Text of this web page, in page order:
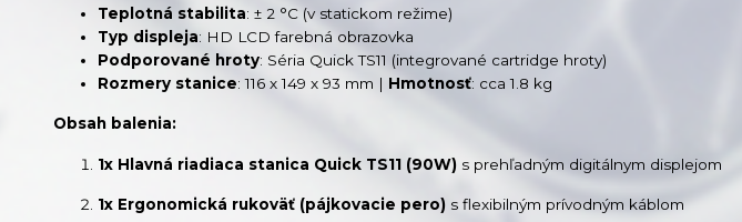
Teplotná stabilita: ± 2 °C (v statickom režime)
Typ displeja: HD LCD farebná obrazovka
Podporované hroty: Séria Quick TS11 (integrované cartridge hroty)
Rozmery stanice: 116 x 149 x 93 mm | Hmotnosť: cca 1.8 kg
Obsah balenia:
1x Hlavná riadiaca stanica Quick TS11 (90W) s prehľadným digitálnym displejom
1x Ergonomická rukoväť (pájkovacie pero) s flexibilným prívodným káblom